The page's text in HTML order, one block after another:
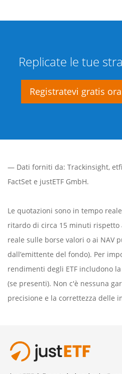
Replicate le tue
Registratevi gratis ora
— Dati forniti da: Trackinsight,
FactSet e justETF GmbH.
Le quotazioni sono in tempo
ritardo di circa 15 minuti
reale sulle borse valori o ai NAV
dall’emittente del fondo). Per
rendimenti degli ETF includono
(se presenti). Non c'è nessuna
precisione e la correttezza delle